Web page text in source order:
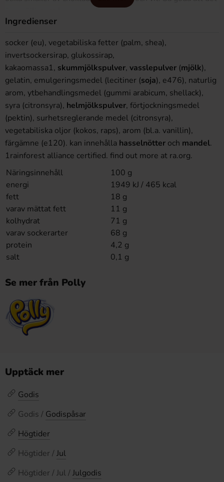
är omöjligt att bara ta en…
Ingredienser
socker (eu), vegetabiliska fetter (palm, shea),
invertsockersirap, glukossirap,
kakaomassa1, skummjölkspulver, vasslepulver (mjölk),
gelatin, emulgeringsmedel (lecitiner (soja), e476), naturlig
arom, ytbehandlingsmedel (gummi arabicum, shellack),
syra (citronsyra), helmjölkspulver, förtjockningsmedel
(pektin), surhetsreglerande medel (citronsyra),
vegetabiliska oljor (kokos, raps), arom (bl.a. vanillin),
färgämne (e120). kan innehålla hasselnötter och mandel.
1rainforest alliance certified. find out more at ra.org.
Näringsinnehåll
100 g
energi
1949 kJ / 465 kcal
fett
18 g
varav mättat fett
11 g
kolhydrat
71 g
varav sockerarter
68 g
protein
4,2 g
salt
0,1 g
Se mer från Polly
Upptäck mer
Godis
Godis / Godispåsar
Högtider
Högtider / Jul
Högtider / Jul / Julgodis